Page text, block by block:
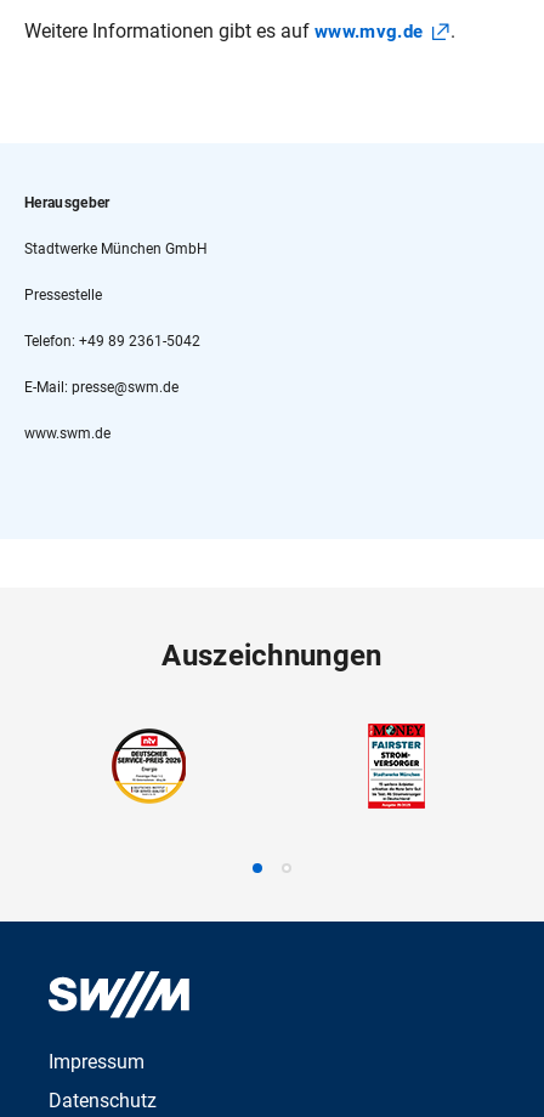
Weitere Informationen gibt es auf www.mvg.de .
Herausgeber
Stadtwerke München GmbH
Pressestelle
Telefon: +49 89 2361-5042
E-Mail: presse@swm.de
www.swm.de
Auszeichnungen
Impressum
Datenschutz